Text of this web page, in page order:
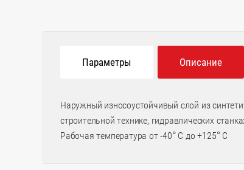
Параметры Описание
Наружный износоустойчивый слой из
строительной технике, гидравлических
Рабочая температура от -40° C до +125° C